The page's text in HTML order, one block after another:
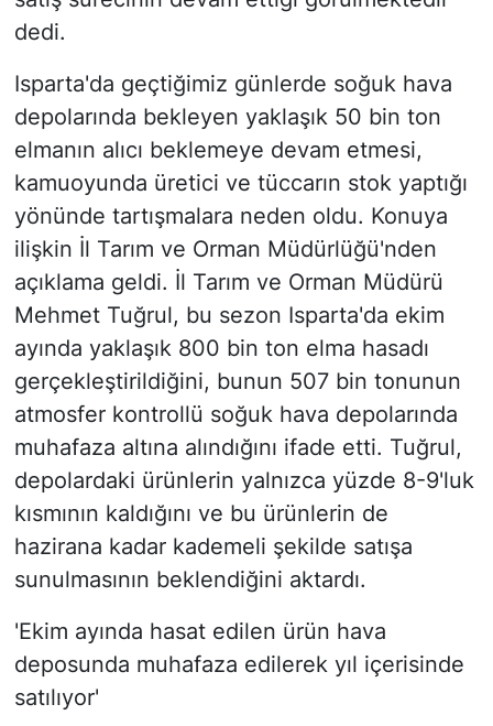
dedi.
Isparta'da geçtiğimiz günlerde soğuk hava
depolarında bekleyen yaklaşık 50 bin ton
elmanın alıcı beklemeye devam etmesi,
kamuoyunda üretici ve tüccarın stok yaptığı
yönünde tartışmalara neden oldu. Konuya
ilişkin İl Tarım ve Orman Müdürlüğü'nden
açıklama geldi. İl Tarım ve Orman Müdürü
Mehmet Tuğrul, bu sezon Isparta'da ekim
ayında yaklaşık 800 bin ton elma hasadı
gerçekleştirildiğini, bunun 507 bin tonunun
atmosfer kontrollü soğuk hava depolarında
muhafaza altına alındığını ifade etti. Tuğrul,
depolardaki ürünlerin yalnızca yüzde 8-9'luk
kısmının kaldığını ve bu ürünlerin de
hazirana kadar kademeli şekilde satışa
sunulmasının beklendiğini aktardı.
'Ekim ayında hasat edilen ürün hava
deposunda muhafaza edilerek yıl içerisinde
satılıyor'